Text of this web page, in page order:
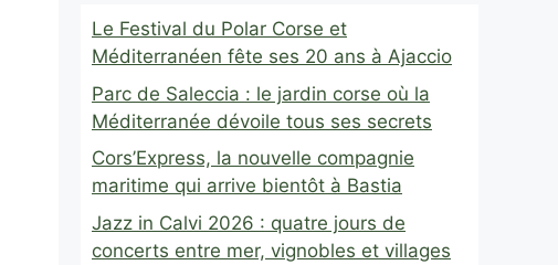
Le Festival du Polar Corse et
Méditerranéen fête ses 20 ans à Ajaccio
Parc de Saleccia : le jardin corse où la
Méditerranée dévoile tous ses secrets
Cors’Express, la nouvelle compagnie
maritime qui arrive bientôt à Bastia
Jazz in Calvi 2026 : quatre jours de
concerts entre mer, vignobles et villages